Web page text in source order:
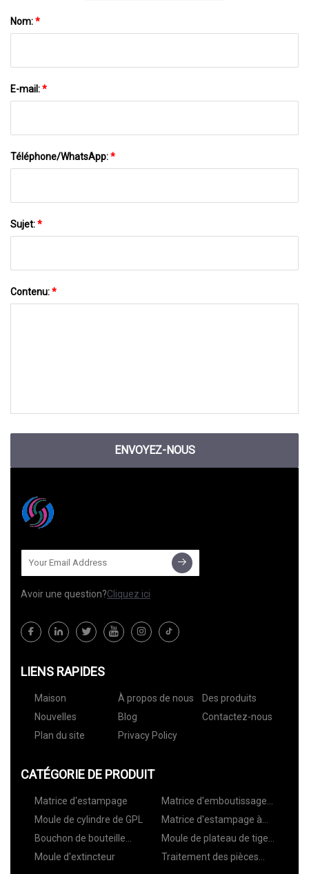
Nom:*
E-mail:*
Téléphone/WhatsApp:*
Sujet:*
Contenu:*
ENVOYEZ-NOUS
Avoir une question?Cliquez ici
LIENS RAPIDES
Maison À propos de nous
Des produits
Nouvelles
Blog
Contactez-nous
Plan du site
Privacy Policy
CATÉGORIE DE PRODUIT
Matrice d'estampage
Matrice d'emboutissage
profond
Moule de cylindre de GPL
Matrice d'estampage à
roulettes
Bouchon de bouteille
d'oxygène
Moule de plateau de tige
d'ancrage
Moule d'extincteur
Traitement des pièces